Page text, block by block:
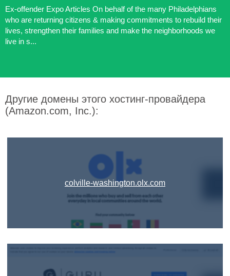
Ex-offender Expo Articles On behalf of the many Philadelphians
who are returning citizens & making commitments to rebuild their
lives, strengthen their families and make the neighborhoods we
live in s...
Другие домены этого хостинг-провайдера
(Amazon.com, Inc.):
colville-washington.olx.com